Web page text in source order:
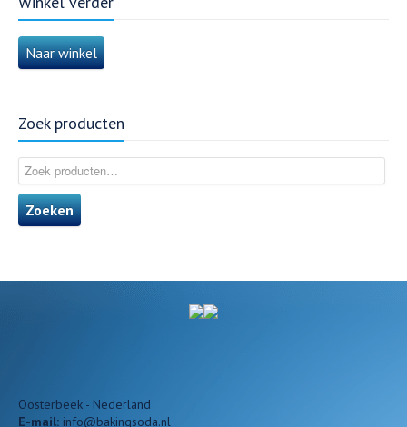
Naar winkel
Zoek producten
Zoeken
Oosterbeek - Nederland
E-mail: info@bakingsoda.nl